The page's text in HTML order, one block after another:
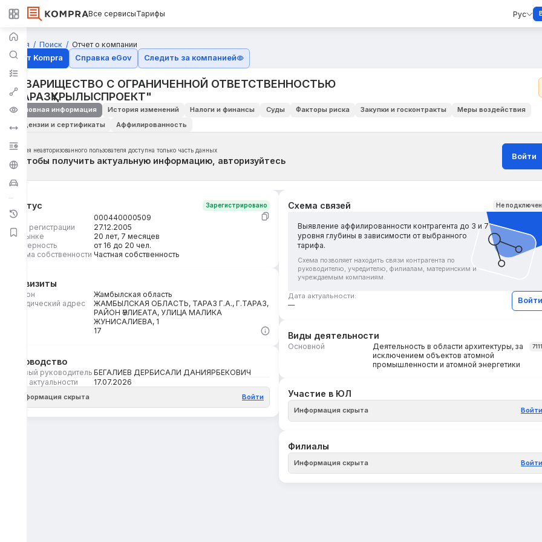
Все сервисыТарифы Рус
Главная Поиск
Отчет о компании
Отчёт Kompra
Справка eGov Следить за компанией
ТОВАРИЩЕСТВО С ОГРАНИЧЕННОЙ ОТВЕТСТВЕННОСТЬЮ
"ТАРАЗҚҰРЫЛЫСПРОЕКТ"
Основная информация История изменений Налоги и финансы Суды Факторы риска Закупки и госконтракты
Меры воздействия
Лицензии и сертификаты
Аффилированность
Для неавторизованного пользователя доступна только часть данных
Чтобы получить актуальную информацию, авторизуйтесь Войти
Статус Зарегистрировано
БИН
000440000509
Дата регистрации
27.12.2005
На рынке
20 лет, 7 месяцев
Размерность
от 16 до 20 чел.
Форма собственности Частная собственность
Реквизиты
Регион
Жамбылская область
Юридический адрес
ЖАМБЫЛСКАЯ ОБЛАСТЬ, ТАРАЗ Г.А., Г.ТАРАЗ,
РАЙОН ӘУЛИЕАТА, УЛИЦА МАЛИКА
ЖУНИСАЛИЕВА, 1
17
Руководство
Первый руководитель БЕГАЛИЕВ ДЕРБИСАЛИ ДАНИЯРБЕКОВИЧ
Дата актуальности
17.07.2026
Информация скрыта Войти
Схема связей Не
Выявление аффилированности контрагента до 3 и 7
уровня глубины в зависимости от выбранного
тарифа.
Схема позволяет находить связи контрагента по
руководителю, учредителю, филиалам, материнским и
учреждаемым компаниям.
Дата актуальности:
—
Войти
Виды деятельности
Основной
Деятельность в области архитектуры, за
исключением объектов атомной
промышленности и атомной энергетики
Участие в ЮЛ
Информация скрыта Войти
Филиалы
Информация скрыта Войти